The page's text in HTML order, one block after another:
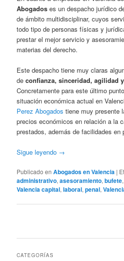
Abogados es un despacho jurídico
de ámbito multidisciplinar, cuyos
todo tipo de personas físicas y
prestar el mejor servicio y
materias del derecho.
Este despacho tiene muy claras
deconfianza, sinceridad, agilidad
Concretamente para este último
situación económica actual en
Perez Abogados tiene muy presente
precios económicos en relación a la
prestados, además de facilidades en
Sigue leyendo →
Publicado en Abogados en Valencia |
administrativo,asesoramiento,bufete
Valencia capital,laboral,penal,
entradas
CATEGORÍAS